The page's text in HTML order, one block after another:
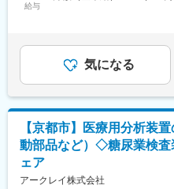
庭園「擁翠園（ようすいえ
社内にはカフェスペースが
ら仕事ができます。また、
アルコールドリンクを味わ
クスした雰囲気の中で気軽
組織はオープンでフラット
わず、役員や責任者も「●●
す。
変更の範囲：会社の定める業
「測る」技術を通じて、医
す。
血糖センサは患者様の日常
見据えた品質・プロセス設
製品ライフサイクル全体に
力の両方を磨ける、社会的
■入社後の流れ：
給与
の負担は御座います。実費
身）、25万（家族帯同）、
なります。賃金はあくまで
下する可能性があります。
す。
気になる
【京都市】医療用分析装
動部品など）◇糖尿業検査
ェア
アークレイ株式会社